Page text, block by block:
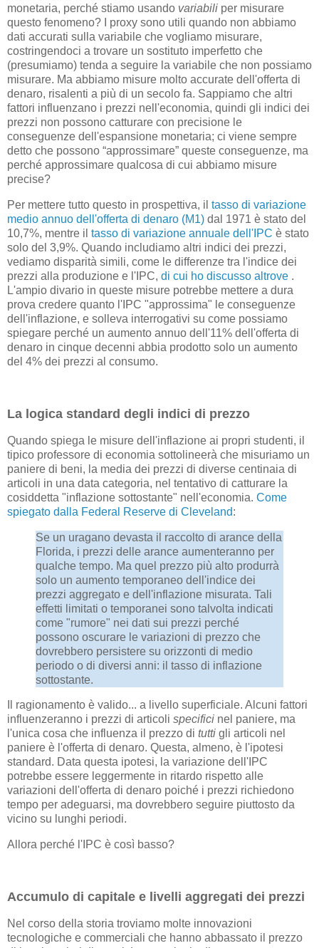
monetaria, perché stiamo usando variabili per misurare
questo fenomeno? I proxy sono utili quando non abbiamo
dati accurati sulla variabile che vogliamo misurare,
costringendoci a trovare un sostituto imperfetto che
(presumiamo) tenda a seguire la variabile che non possiamo
misurare. Ma abbiamo misure molto accurate dell'offerta di
denaro, risalenti a più di un secolo fa. Sappiamo che altri
fattori influenzano i prezzi nell'economia, quindi gli indici dei
prezzi non possono catturare con precisione le
conseguenze dell'espansione monetaria; ci viene sempre
detto che possono “approssimare” queste conseguenze, ma
perché approssimare qualcosa di cui abbiamo misure
precise?
Per mettere tutto questo in prospettiva, il tasso di variazione
medio annuo dell'offerta di denaro (M1) dal 1971 è stato del
10,7%, mentre il tasso di variazione annuale dell'IPC è stato
solo del 3,9%. Quando includiamo altri indici dei prezzi,
vediamo disparità simili, come le differenze tra l'indice dei
prezzi alla produzione e l'IPC, di cui ho discusso altrove .
L'ampio divario in queste misure potrebbe mettere a dura
prova credere quanto l'IPC "approssima" le conseguenze
dell'inflazione, e solleva interrogativi su come possiamo
spiegare perché un aumento annuo dell'11% dell'offerta di
denaro in cinque decenni abbia prodotto solo un aumento
del 4% dei prezzi al consumo.
La logica standard degli indici di prezzo
Quando spiega le misure dell'inflazione ai propri studenti, il
tipico professore di economia sottolineerà che misuriamo un
paniere di beni, la media dei prezzi di diverse centinaia di
articoli in una data categoria, nel tentativo di catturare la
cosiddetta "inflazione sottostante" nell'economia. Come
spiegato dalla Federal Reserve di Cleveland:
Se un uragano devasta il raccolto di arance della
Florida, i prezzi delle arance aumenteranno per
qualche tempo. Ma quel prezzo più alto produrrà
solo un aumento temporaneo dell'indice dei
prezzi aggregato e dell'inflazione misurata. Tali
effetti limitati o temporanei sono talvolta indicati
come "rumore" nei dati sui prezzi perché
possono oscurare le variazioni di prezzo che
dovrebbero persistere su orizzonti di medio
periodo o di diversi anni: il tasso di inflazione
sottostante.
Il ragionamento è valido... a livello superficiale. Alcuni fattori
influenzeranno i prezzi di articoli specifici nel paniere, ma
l'unica cosa che influenza il prezzo di tutti gli articoli nel
paniere è l'offerta di denaro. Questa, almeno, è l'ipotesi
standard. Data questa ipotesi, la variazione dell'IPC
potrebbe essere leggermente in ritardo rispetto alle
variazioni dell'offerta di denaro poiché i prezzi richiedono
tempo per adeguarsi, ma dovrebbero seguire piuttosto da
vicino su lunghi periodi.
Allora perché l'IPC è così basso?
Accumulo di capitale e livelli aggregati dei prezzi
Nel corso della storia troviamo molte innovazioni
tecnologiche e commerciali che hanno abbassato il prezzo